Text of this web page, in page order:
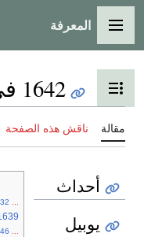
القائمة الرئيسية
المعرفة
تبديل عرض جدول
1642 في الأدب
مقالة ناقش هذه الصفحة
...
...
أحداث
يوبيل